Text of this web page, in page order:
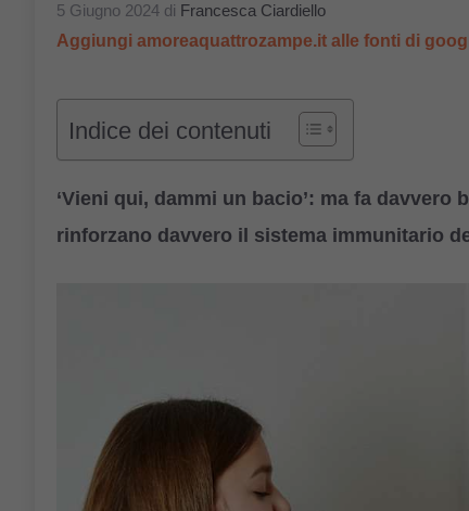
5 Giugno 2024 di Francesca Ciardiello
Aggiungi amoreaquattrozampe.it alle fonti di
Indice dei contenuti
‘Vieni qui, dammi un bacio’: ma fa
rinforzano davvero il sistema immunitario